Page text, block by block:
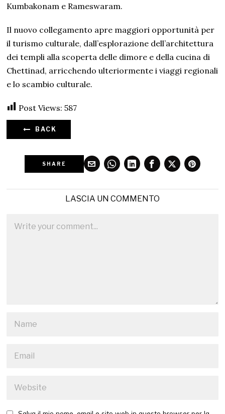
Kumbakonam e Rameswaram.
Il nuovo collegamento apre maggiori opportunità per
il turismo culturale, dall’esplorazione dell’architettura
dei templi alla scoperta delle dimore e della cucina di
Chettinad, arricchendo ulteriormente i viaggi regionali
e lo scambio culturale.
Post Views: 587
BACK
SHARE
LASCIA UN COMMENTO